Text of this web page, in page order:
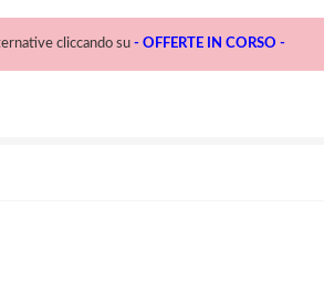
cliccando su - OFFERTE IN CORSO -